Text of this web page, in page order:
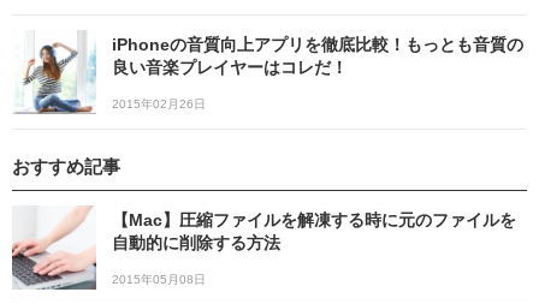
iPhoneの音質向上アプリを徹底比較！もっとも音質の
良い音楽プレイヤーはコレだ！
2015年02月26日
おすすめ記事
【Mac】圧縮ファイルを解凍する時に元のファイルを
自動的に削除する方法
2015年05月08日